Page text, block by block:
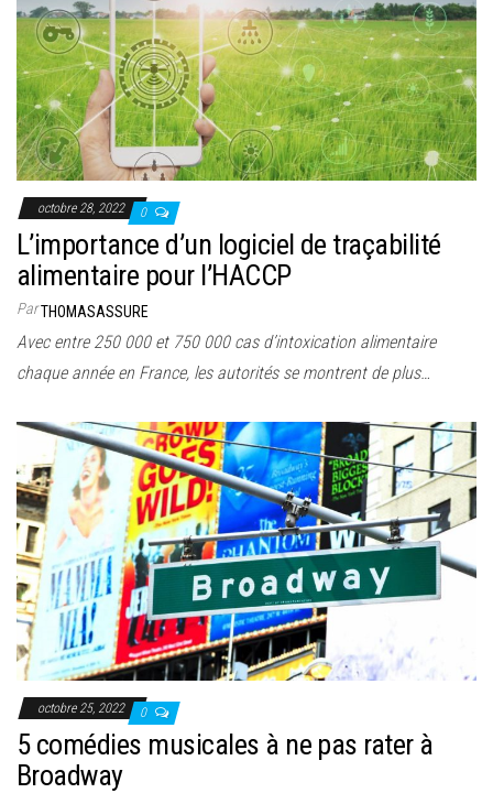
octobre 28, 2022 0
L’importance d’un logiciel de traçabilité
alimentaire pour l’HACCP
ParTHOMASASSURE
Avec entre 250 000 et 750 000 cas d’intoxication alimentaire
chaque année en France, les autorités se montrent de plus…
octobre 25, 2022 0
5 comédies musicales à ne pas rater à
Broadway